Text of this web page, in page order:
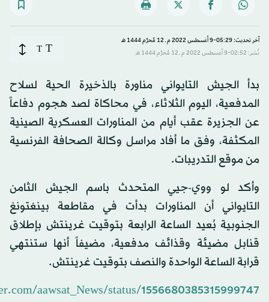
آخر تحديث: 05:29-9 أغسطس 2022 م ـ 12 مُحرَّم 1444 هـ
نُشر: 02:52-9 أغسطس 2022 م ـ 12 مُحرَّم 1444 هـ
T
T
بدأ الجيش التايواني مناورة بالذخيرة الحية لسلاح
المدفعية، اليوم الثلاثاء، في محاكاة لصد هجوم دفاعاً
عن الجزيرة عقب أيام من المناورات العسكرية الصينية
المكثفة، وفق ما أفاد مراسل وكالة الصحافة الفرنسية
من موقع التدريبات.
وأكد لو ووي-جيي المتحدث باسم الجيش الثامن
التايواني أن المناورات بدأت في مقاطعة بينغتونغ
الجنوبية بُعيد الساعة الرابعة بتوقيت غرينتش بإطلاق
قنابل مضيئة وقذائف مدفعية، مضيفاً أنها ستنتهي
قرابة الساعة الواحدة والنصف بتوقيت غرينتش.
aawsat_News/status/1556680385315999747